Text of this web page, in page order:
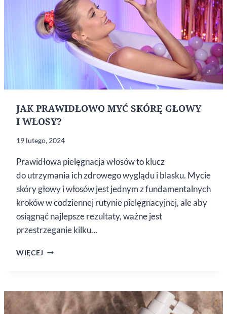
JAK PRAWIDŁOWO MYĆ SKÓRĘ GŁOWY
I WŁOSY?
19 lutego, 2024
Prawidłowa pielęgnacja włosów to klucz
do utrzymania ich zdrowego wyglądu i blasku. Mycie
skóry głowy i włosów jest jednym z fundamentalnych
kroków w codziennej rutynie pielęgnacyjnej, ale aby
osiągnąć najlepsze rezultaty, ważne jest
przestrzeganie kilku…
WIĘCEJ JAK
GŁOWY
I WŁOSY?